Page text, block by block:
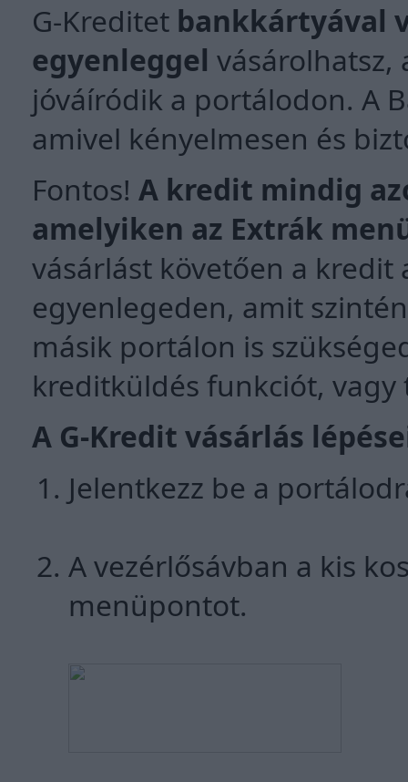
G-Kreditet bankkártyával
egyenleggel vásárolhatsz,
jóváíródik a portálodon. A
amivel kényelmesen és
Fontos! A kredit mindig
amelyiken az Extrák
vásárlást követően a
egyenlegeden, amit
másik portálon is
kreditküldés funkciót,
A G-Kredit vásárlás
Jelentkezz be a
A vezérlősávban a kis
menüpontot.